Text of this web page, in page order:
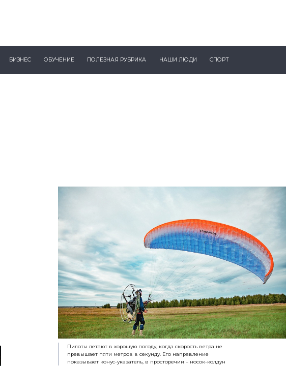
БИЗНЕС ОБУЧЕНИЕ ПОЛЕЗНАЯ РУБРИКА НАШИ ЛЮДИ СПОРТ
Пилоты летают в хорошую погоду, когда скорость ветра не
превышает пяти метров в секунду. Его направление
показывает конус-указатель, в просторечии – носок-колдун